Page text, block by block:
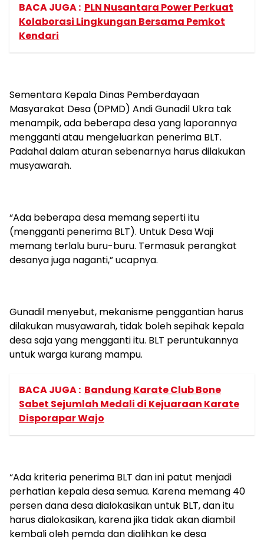
BACA JUGA : PLN Nusantara Power Perkuat
Kolaborasi Lingkungan Bersama Pemkot
Kendari
Sementara Kepala Dinas Pemberdayaan
Masyarakat Desa (DPMD) Andi Gunadil Ukra tak
menampik, ada beberapa desa yang laporannya
mengganti atau mengeluarkan penerima BLT.
Padahal dalam aturan sebenarnya harus dilakukan
musyawarah.
“Ada beberapa desa memang seperti itu
(mengganti penerima BLT). Untuk Desa Waji
memang terlalu buru-buru. Termasuk perangkat
desanya juga naganti,” ucapnya.
Gunadil menyebut, mekanisme penggantian harus
dilakukan musyawarah, tidak boleh sepihak kepala
desa saja yang mengganti itu. BLT peruntukannya
untuk warga kurang mampu.
BACA JUGA : Bandung Karate Club Bone
Sabet Sejumlah Medali di Kejuaraan Karate
Disporapar Wajo
“Ada kriteria penerima BLT dan ini patut menjadi
perhatian kepala desa semua. Karena memang 40
persen dana desa dialokasikan untuk BLT, dan itu
harus dialokasikan, karena jika tidak akan diambil
kembali oleh pemda dan dialihkan ke desa